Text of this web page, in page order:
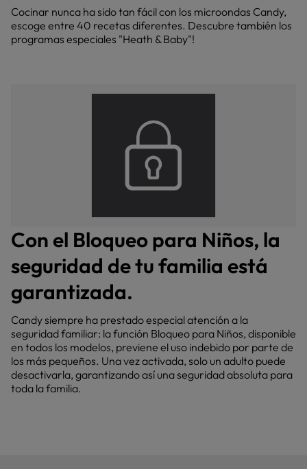
Cocinar nunca ha sido tan fácil con los microondas Candy,
escoge entre 40 recetas diferentes. Descubre también los
programas especiales "Heath & Baby"!
Con el Bloqueo para Niños, la
seguridad de tu familia está
garantizada.
Candy siempre ha prestado especial atención a la
seguridad familiar: la función Bloqueo para Niños, disponible
en todos los modelos, previene el uso indebido por parte de
los más pequeños. Una vez activada, solo un adulto puede
desactivarla, garantizando así una seguridad absoluta para
toda la familia.